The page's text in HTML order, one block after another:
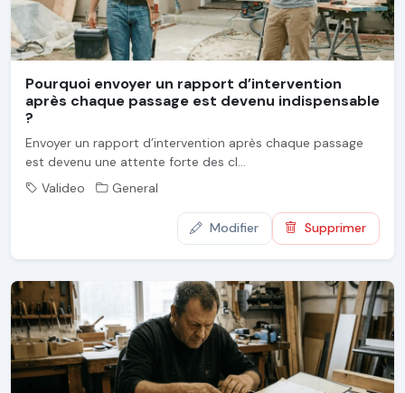
Pourquoi envoyer un rapport d’intervention
après chaque passage est devenu indispensable
?
Envoyer un rapport d’intervention après chaque passage
est devenu une attente forte des cl...
Valideo
General
Modifier Supprimer